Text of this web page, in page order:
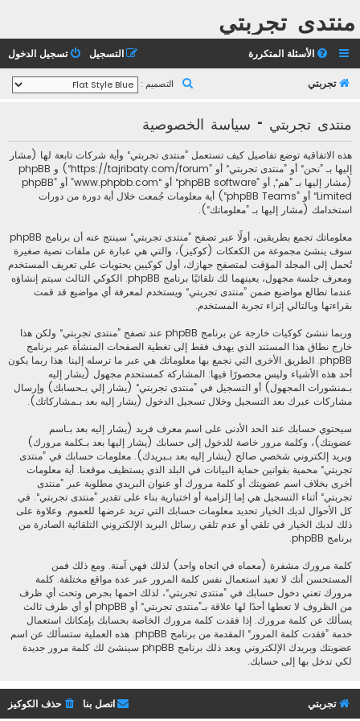
منتدى تجربتي
الأسئلة المتكررة تسجيل الدخول التسجيل
تجربتي التصميم :
ث
منتدى تجربتي - سياسة الخصوصية
هذه الاتفاقية توضع تفاصيل كيف تستعمل ”منتدى تجربتي“ وأية شركات تابعة لها (مشار
إليها بـ ”نحن“ أو ”منتدى تجربتي“ أو ”https://tajribaty.com/forum“) و phpBB
(مشار إليها بـ ”هم“, أو ”phpBB software“ أو “www.phpbb.com” أو ”phpBB
Limited“ أو ”phpBB Teams“) أية معلومات جُمعت خلال أية دورة من دورات
استخدامك (مشار إليها بـ ”معلوماتك“).
معلوماتك تجمع بطريقين، أولًا عبر تصفح ”منتدى تجربتي“ سينتج عنه أن برنامج phpBB
سوف ينشئ مجموعة من الكعكات (كوكيز)، والتي هي عبارة عن ملفات نصية صغيرة
تُحمل إلى المجلد المؤقت لمتصفح جهازك، أول كوكيين يحتويات على تعريف المستخدم
ومعرف جلسة مجهول، يعينهما لك تلقائيًا برنامج phpBB. الكوكي الثالث سيتم إنشاؤه
عندما تطالع مواضيع ضمن ”منتدى تجربتي“ ويستخدم لمعرفة أي مواضيع قد قمت
بقراءتها وبالتالي إثراء تجربة المستخدم.
وربما ننشئ كوكيات خارجة عن برنامج phpBB عند تصفح ”منتدى تجربتي“ ولكن هذا
خارج نطاق هذا المستند الذي يهدف فقط إلى تغطية الصفحات المنشأة عبر برنامج
phpBB. الطريق الأخرى التي نجمع بها معلوماتك هي عبر ما ترسله إلينا. هذا ربما يكون
أحد هذه الأشياء وليس محصورًا فيها: المشاركة كمستحدم مجهول (يشار إليه
بـمنشورات المجهول) أو التسجيل في ”منتدى تجربتي“ (يشار إلي بـحسابك) وإرسال
مشاركات عبرك بعد التسجيل وخلال تسجيل الدخول (يشار إليه بعد بـمشاركاتك).
سيحتوي حسابك عند الحد الأدنى على اسم معرف فريد (يشار إليه بعد بـاسم
عضويتك)، وكلمة مرور خاصة للدخول إلى حسابك (يشار إليها بعد بـكلمة مرورك)
وبريد إلكتروني شخصي صالح (يشار إليه بعد بـبريدك). معلومات حسابك في ”منتدى
تجربتي“ محمية بقوانين حماية البيانات في البلد الذي يستظيف موقعنا. أية معلومات
أخرى بخلاف اسم عضويتك أو كلمة مرورك أو عنوان البريدي مطلوبة عبر ”منتدى
تجربتي“ أثناء التسجيل هي إما إلزامية أو اختيارية بناء على تقدير ”منتدى تجربتي“. في
كل الأحوال لديك الخيار تحديد معلومات حسابك التي تريد عرضها للعموم. وعلاوة على
ذلك لديك الخيار في تلقي أو عدم تلقي رسائل البريد الإلكتروني التلقائية الصادرة من
برنامج phpBB.
كلمة مرورك مشفرة (معماه في اتجاه واحد) لذلك فهي آمنة. ومع ذلك فمن
المستحسن أنك لا تعيد استعمال نفس كلمة المرور عبر عدة مواقع مختلفة. كلمة
مرورك تعني دخول حسابك في ”منتدى تجربتي“، لذلك احمها بحرص وتحت أي ظرف
من الظروف لا تعطها أحدًا لها علاقة بـ”منتدى تجربتي“ أو phpBB أو أي طرف ثالث
يسألك عن كلمة مرورك. إذا فقدت كلمة مرورك الخاصة بحسابك بإمكانك استعمال
خدمة ”فقدت كلمة المرور“ المقدمة من برنامج phpBB. هذه العملية ستسألك عن اسم
عضويتك وبريدك الإلكتروني وبعد ذلك برنامج phpBB سينشئ لك كلمة مرور جديدة
لكي تدخل بها إلى حسابك.
تجربتي حذف الكوكيز اتصل بنا